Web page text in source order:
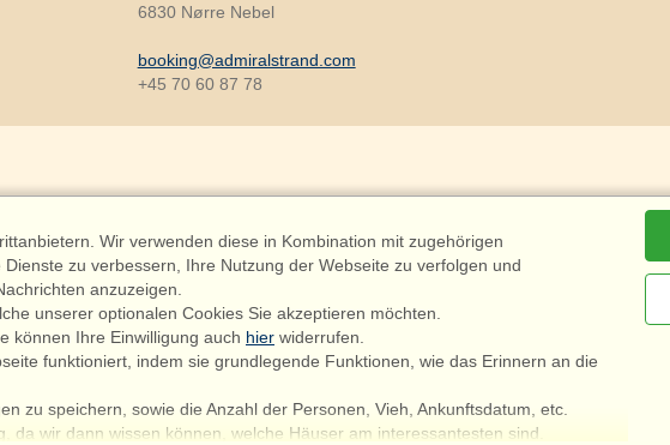
6830 Nørre Nebel
booking@admiralstrand.com
+45 70 60 87 78
ApS | CVR 27 23 39 10 |
hier: Vedersø Klit, Holmsland Nord, Dänemark, Ferienhaus 57485
Wir verwenden diese in Kombination mit zugehörigen
zu verbessern, Ihre Nutzung der Webseite zu verfolgen und
anzuzeigen.
unserer optionalen Cookies Sie akzeptieren möchten.
können Ihre Einwilligung auch hier widerrufen.
funktioniert, indem sie grundlegende Funktionen, wie das Erinnern an die
zu speichern, sowie die Anzahl der Personen, Vieh, Ankunftsdatum, etc.
wir dann wissen können, welche Häuser am interessantesten sind.